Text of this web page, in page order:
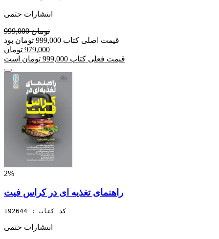
انتشارات حتمی
999,000 تومان
قیمت اصلی کتاب 999,000 تومان بود
979,000 تومان
قیمت فعلی کتاب 999,000 تومان است
2%
راهنمای تغذیه ای در کراس فیت
کد کتاب : 192644
انتشارات حتمی